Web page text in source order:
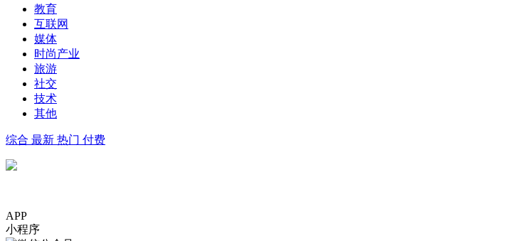
教育
互联网
媒体
时尚产业
旅游
社交
技术
其他
综合 最新 热门 付费
APP
小程序